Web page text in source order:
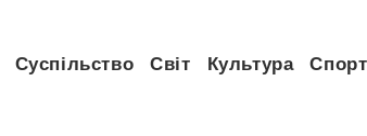
Суспільство Світ Культура Спорт